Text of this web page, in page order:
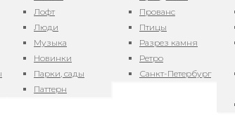
Лофт
Люди
Музыка
Новинки
Парки, сады
Паттерн
Прованс
Птицы
Разрез камня
Ретро
Санкт-Петербург
2